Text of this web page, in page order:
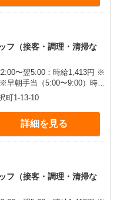
フ（接客・調理・清掃な
〜翌5:00：時給1,413円 ※
早朝手当（5:00〜9:00）時給
町1-13-10
詳細を見る
フ（接客・調理・清掃な